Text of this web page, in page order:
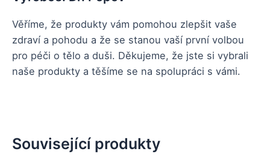
Věříme, že produkty vám pomohou zlepšit vaše
zdraví a pohodu a že se stanou vaší první volbou
pro péči o tělo a duši. Děkujeme, že jste si vybrali
naše produkty a těšíme se na spolupráci s vámi.
Související produkty